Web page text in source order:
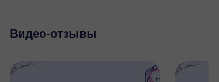
Видео-отзывы